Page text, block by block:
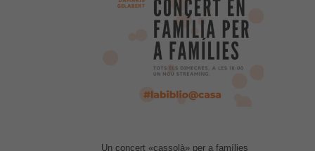
Un concert «cassolà» per a famílies